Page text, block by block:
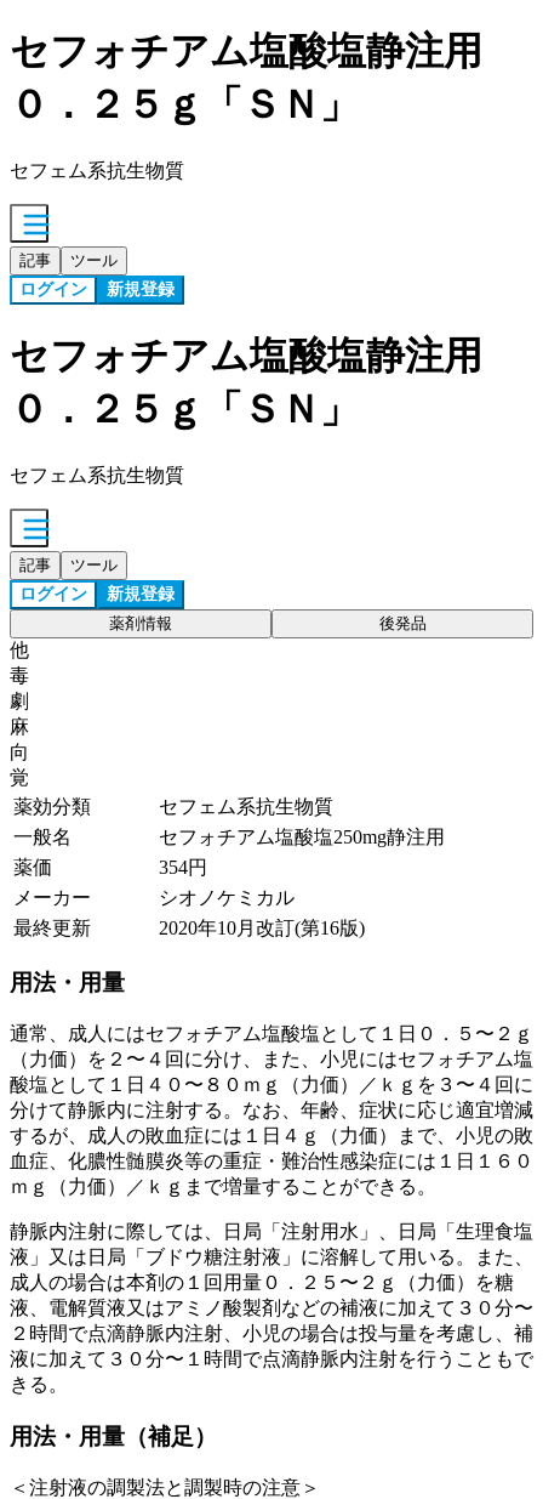
セフォチアム塩酸塩静注用
０．２５ｇ「ＳＮ」
セフェム系抗生物質
記事 ツール
ログイン 新規登録
セフォチアム塩酸塩静注用
０．２５ｇ「ＳＮ」
セフェム系抗生物質
記事 ツール
ログイン 新規登録
薬剤情報 後発品
他
毒
劇
麻
向
覚
薬効分類
セフェム系抗生物質
一般名
セフォチアム塩酸塩250mg静注用
薬価
354円
メーカー
シオノケミカル
最終更新
2020年10月改訂(第16版)
用法・用量
通常、成人にはセフォチアム塩酸塩として１日０．５〜２ｇ
（力価）を２〜４回に分け、また、小児にはセフォチアム塩
酸塩として１日４０〜８０ｍｇ（力価）／ｋｇを３〜４回に
分けて静脈内に注射する。なお、年齢、症状に応じ適宜増減
するが、成人の敗血症には１日４ｇ（力価）まで、小児の敗
血症、化膿性髄膜炎等の重症・難治性感染症には１日１６０
ｍｇ（力価）／ｋｇまで増量することができる。
静脈内注射に際しては、日局「注射用水」、日局「生理食塩
液」又は日局「ブドウ糖注射液」に溶解して用いる。また、
成人の場合は本剤の１回用量０．２５〜２ｇ（力価）を糖
液、電解質液又はアミノ酸製剤などの補液に加えて３０分〜
２時間で点滴静脈内注射、小児の場合は投与量を考慮し、補
液に加えて３０分〜１時間で点滴静脈内注射を行うこともで
きる。
用法・用量（補足）
＜注射液の調製法と調製時の注意＞